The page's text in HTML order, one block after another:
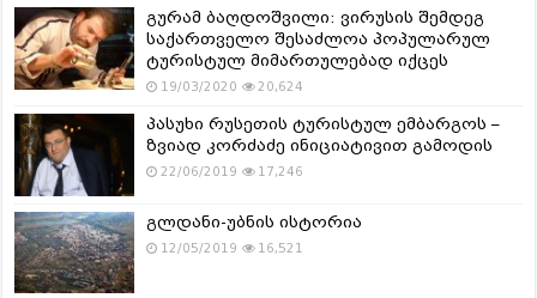
გურამ ბაღდოშვილი: ვირუსის შემდეგ
საქართველო შესაძლოა პოპულარულ
ტურისტულ მიმართულებად იქცეს
19/03/2020 20,624
პასუხი რუსეთის ტურისტულ ემბარგოს –
ზვიად კორძაძე ინიციატივით გამოდის
22/06/2019 17,246
გლდანი-უბნის ისტორია
12/05/2019 16,521